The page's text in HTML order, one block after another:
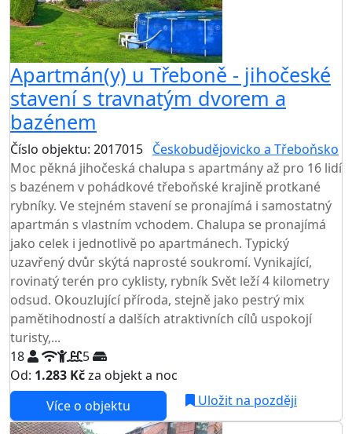
Apartmán(y) u Třeboně - jihočeské
stavení s travnatým dvorem a
bazénem
Číslo objektu: 2017015 Českobudějovicko a Třeboňsko
Moc pěkná jihočeská chalupa s apartmány až pro 16 lidí
s bazénem v pohádkové třeboňské krajině protkané
rybníky. Ve stejném stavení se pronajímá i samostatný
apartmán s vlastním vchodem. Chalupa se pronajímá
jako celek i jednotlivě po apartmánech. Typický
uzavřený dvůr skýtá naprosté soukromí. Vynikající,
rovinatý terén pro cyklisty, rybník Svět leží 4 kilometry
odsud. Okouzlující příroda, stejně jako pestrý mix
pamětihodností a dalších atraktivních cílů uspokojí
turisty,...
18
5
Od: 1.283 Kčza objekt a noc
Více o objektu
Uložit na později